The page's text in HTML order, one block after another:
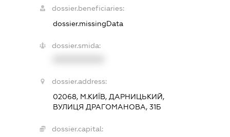
dossier.beneficiaries:
dossier.missingData
dossier.smida:
dossier.address:
02068, М.КИЇВ, ДАРНИЦЬКИЙ,
ВУЛИЦЯ ДРАГОМАНОВА, 31Б
dossier.capital: